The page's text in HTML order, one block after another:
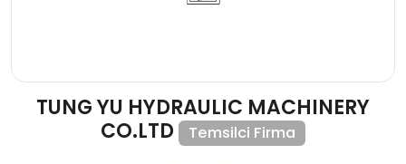
TUNG YU HYDRAULIC MACHINERY
CO.LTD Temsilci Firma